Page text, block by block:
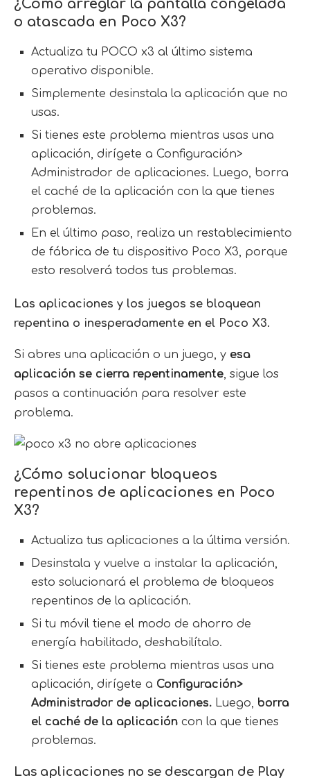
¿Cómo arreglar la pantalla congelada
o atascada en Poco X3?
Actualiza tu POCO x3 al último sistema
operativo disponible.
Simplemente desinstala la aplicación que no
usas.
Si tienes este problema mientras usas una
aplicación, dirígete a Configuración>
Administrador de aplicaciones. Luego, borra
el caché de la aplicación con la que tienes
problemas.
En el último paso, realiza un restablecimiento
de fábrica de tu dispositivo Poco X3, porque
esto resolverá todos tus problemas.
Las aplicaciones y los juegos se bloquean
repentina o inesperadamente en el Poco X3.
Si abres una aplicación o un juego, y esa
aplicación se cierra repentinamente, sigue los
pasos a continuación para resolver este
problema.
¿Cómo solucionar bloqueos
repentinos de aplicaciones en Poco
X3?
Actualiza tus aplicaciones a la última versión.
Desinstala y vuelve a instalar la aplicación,
esto solucionará el problema de bloqueos
repentinos de la aplicación.
Si tu móvil tiene el modo de ahorro de
energía habilitado, deshabilítalo.
Si tienes este problema mientras usas una
aplicación, dirígete a Configuración>
Administrador de aplicaciones. Luego, borra
el caché de la aplicación con la que tienes
problemas.
Las aplicaciones no se descargan de Play